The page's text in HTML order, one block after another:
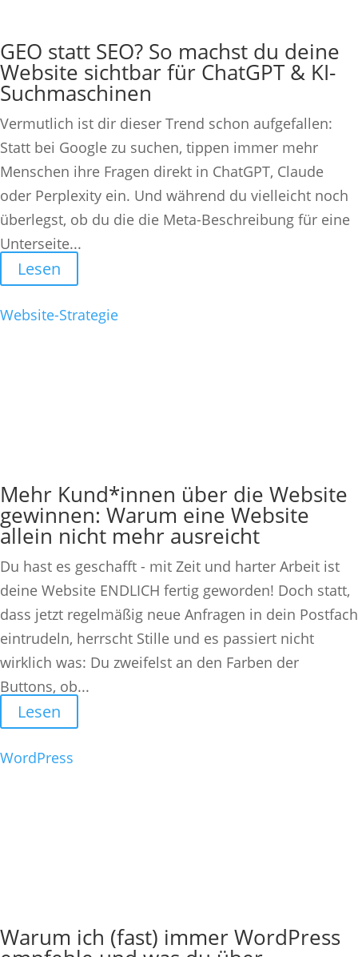
GEO statt SEO? So machst du deine
Website sichtbar für ChatGPT & KI-
Suchmaschinen
Vermutlich ist dir dieser Trend schon aufgefallen:
Statt bei Google zu suchen, tippen immer mehr
Menschen ihre Fragen direkt in ChatGPT, Claude
oder Perplexity ein. Und während du vielleicht noch
überlegst, ob du die die Meta-Beschreibung für eine
Unterseite...
Lesen
Website-Strategie
Mehr Kund*innen über die Website
gewinnen: Warum eine Website
allein nicht mehr ausreicht
Du hast es geschafft - mit Zeit und harter Arbeit ist
deine Website ENDLICH fertig geworden! Doch statt,
dass jetzt regelmäßig neue Anfragen in dein Postfach
eintrudeln, herrscht Stille und es passiert nicht
wirklich was: Du zweifelst an den Farben der
Buttons, ob...
Lesen
WordPress
Warum ich (fast) immer WordPress